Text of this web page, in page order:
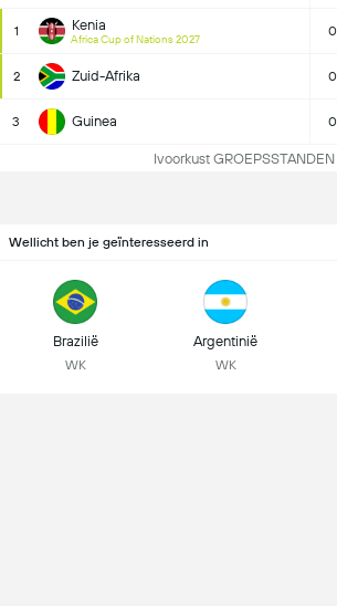
1 Kenia
Africa Cup of Nations 2027
0
2 Zuid-Afrika 0
3 Guinea 0
Ivoorkust GROEPSSTANDEN
Wellicht ben je geïnteresseerd in
Brazilië
WK
Argentinië
WK